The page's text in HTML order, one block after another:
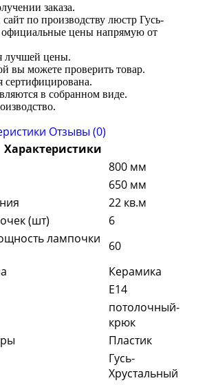
заказа.
по производству люстр Гусь-
цены напрямую от
лучшей цены.
вы можете проверить товар.
сертифицирована.
в собранном виде.
Отзывы (0)
Характеристики
800 мм
650 мм
22 кв.м
(шт)
6
лампочки
60
Керамика
Е14
потолочный-
крюк
Пластик
Гусь-
Хрустальный